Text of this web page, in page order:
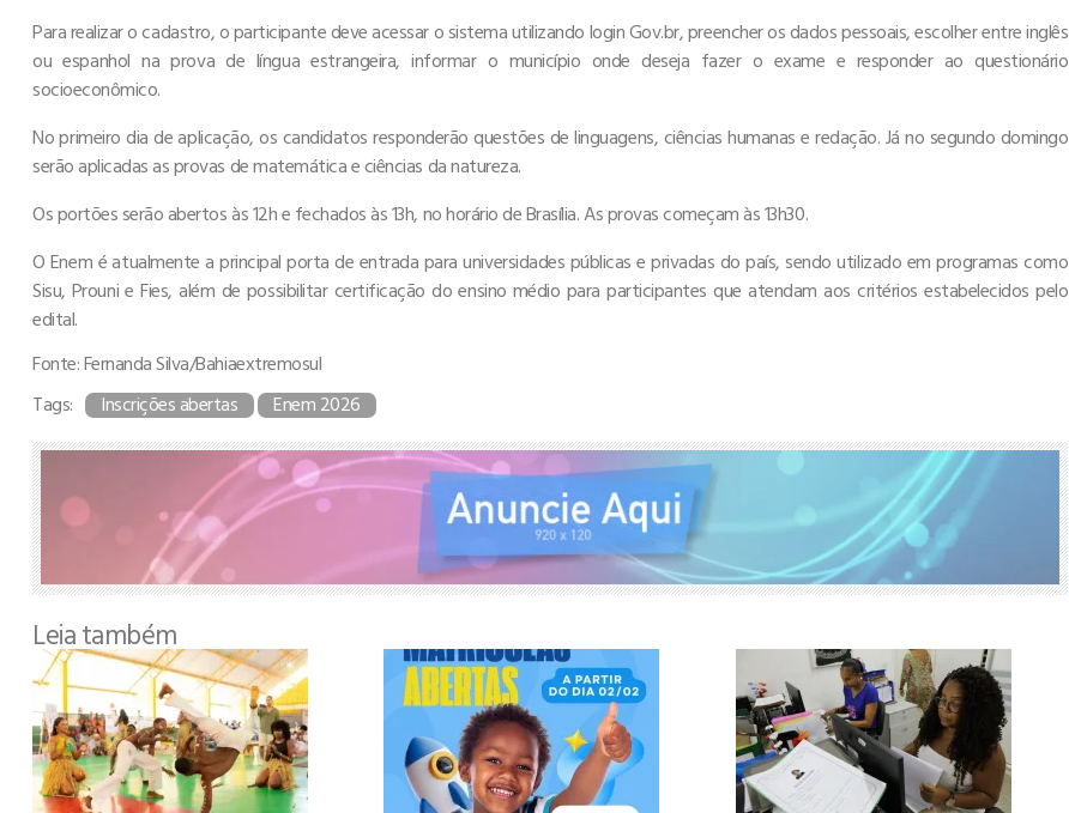
Para realizar o cadastro, o participante deve acessar o sistema utilizando login Gov.br, preencher os dados pessoais, escolher entre inglês
ou espanhol na prova de língua estrangeira, informar o município onde deseja fazer o exame e responder ao questionário
socioeconômico.
No primeiro dia de aplicação, os candidatos responderão questões de linguagens, ciências humanas e redação. Já no segundo domingo
serão aplicadas as provas de matemática e ciências da natureza.
Os portões serão abertos às 12h e fechados às 13h, no horário de Brasília. As provas começam às 13h30.
O Enem é atualmente a principal porta de entrada para universidades públicas e privadas do país, sendo utilizado em programas como
Sisu, Prouni e Fies, além de possibilitar certificação do ensino médio para participantes que atendam aos critérios estabelecidos pelo
edital.
Fonte: Fernanda Silva/Bahiaextremosul
Tags:
Inscrições abertas Enem 2026
Leia também